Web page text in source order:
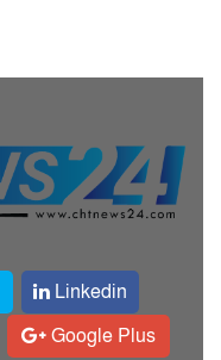
Linkedin
Google Plus